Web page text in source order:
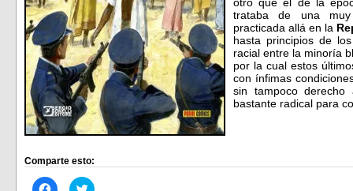
otro que el de la
trataba de una
practicada allá en la
hasta principios de
racial entre la minoría
por la cual estos
con ínfimas
sin tampoco
bastante radical para
Comparte esto:
Haz Haz